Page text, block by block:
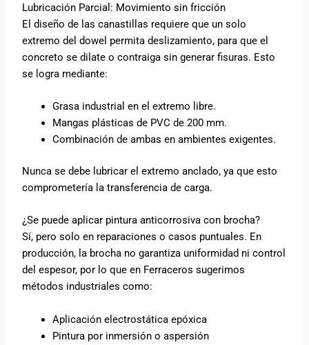
Lubricación Parcial: Movimiento sin fricción
El diseño de las canastillas requiere que un solo
extremo del dowel permita deslizamiento, para que el
concreto se dilate o contraiga sin generar fisuras. Esto
se logra mediante:
Grasa industrial en el extremo libre.
Mangas plásticas de PVC de 200 mm.
Combinación de ambas en ambientes exigentes.
Nunca se debe lubricar el extremo anclado, ya que esto
comprometería la transferencia de carga.
¿Se puede aplicar pintura anticorrosiva con brocha?
Sí, pero solo en reparaciones o casos puntuales. En
producción, la brocha no garantiza uniformidad ni control
del espesor, por lo que en Ferraceros sugerimos
métodos industriales como:
Aplicación electrostática epóxica
Pintura por inmersión o aspersión